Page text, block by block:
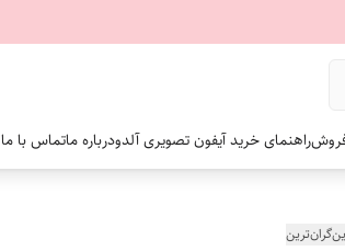
راهنمای خرید آیفون تصویری آلدودرباره ماتماس با ما
گران‌ترین